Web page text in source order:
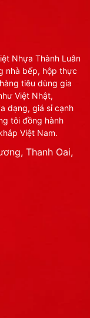
Nhựa Thành Luân
nhà bếp, hộp thực
tiêu dùng gia
Việt Nhật,
dạng, giá sỉ cạnh
tôi đồng hành
Việt Nam.
Thanh Oai,